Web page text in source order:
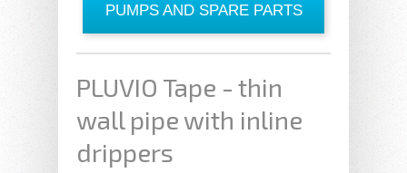
PUMPS AND SPARE PARTS
PLUVIO Tape - thin
wall pipe with inline
drippers